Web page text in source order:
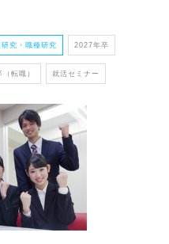
究・職種研究 2027年卒
（転職） 就活セミナー